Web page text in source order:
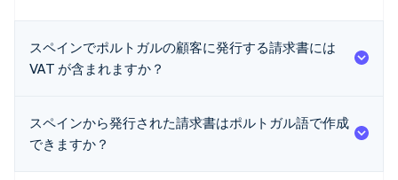
スペインでポルトガルの顧客に発行する請求書には
VAT が含まれますか？
スペインから発行された請求書はポルトガル語で作成
できますか？
アイルランド